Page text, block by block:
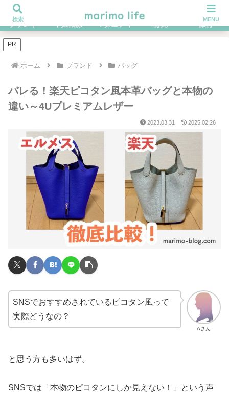
ブランド 不妊治療 マタニティ 育児 旅行
PR
ホーム ブランド バッグ
バレる！楽天ピコタン風本革バッグと本物の
違い～4Uプレミアムレザー
2023.03.31 2025.02.26
Aさん
SNSでおすすめされているピコタン風って
実際どうなの？
と思う方も多いはず。
SNSでは「本物のピコタンにしか見えない！」という声
検索 MENU